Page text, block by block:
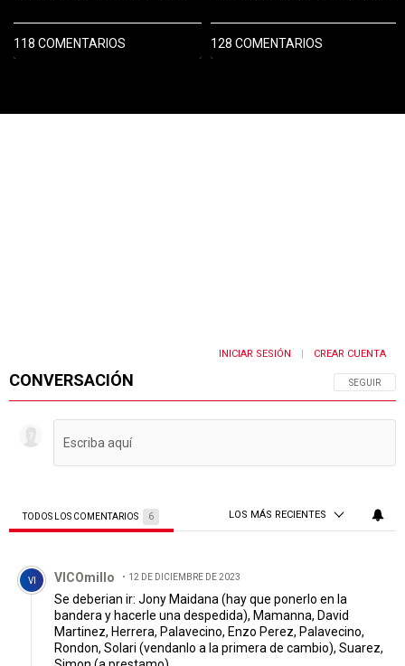
118 COMENTARIOS 128 COMENTARIOS
CONVERSACIÓN SIGA ESTA
SEGUIR
INICIAR SESIÓN CREAR CUENTA
TODOS LOS COMENTARIOS 6 LOS MÁS RECIENTES
Comentario de VICOmillo.
VI VICOmillo 12 DE DICIEMBRE DE 2023
Se deberian ir: Jony Maidana (hay que ponerlo en la
bandera y hacerle una despedida), Mamanna, David
Martinez, Herrera, Palavecino, Enzo Perez, Palavecino,
Rondon, Solari (vendanlo a la primera de cambio), Suarez,